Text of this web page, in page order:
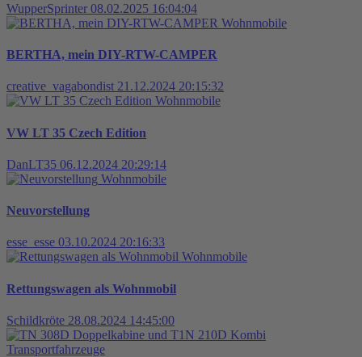
WupperSprinter 08.02.2025 16:04:04
Wohnmobile
BERTHA, mein DIY-RTW-CAMPER
creative_vagabondist 21.12.2024 20:15:32
Wohnmobile
VW LT 35 Czech Edition
DanLT35 06.12.2024 20:29:14
Wohnmobile
Neuvorstellung
esse_esse 03.10.2024 20:16:33
Wohnmobile
Rettungswagen als Wohnmobil
Schildkröte 28.08.2024 14:45:00
Transportfahrzeuge